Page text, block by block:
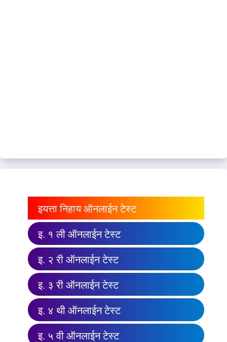
इयत्ता निहाय ऑनलाईन टेस्ट
इ. १ ली ऑनलाईन टेस्ट
इ. २ री ऑनलाईन टेस्ट
इ. ३ री ऑनलाईन टेस्ट
इ. ४ थी ऑनलाईन टेस्ट
इ. ५ वी ऑनलाईन टेस्ट